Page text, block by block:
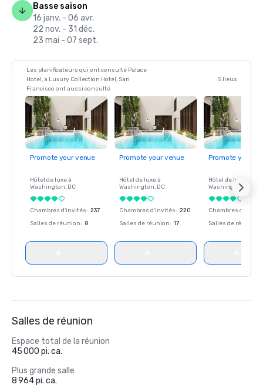
Basse saison
16 janv. - 06 avr.
22 nov. - 31 déc.
23 mai - 07 sept.
Les planificateurs qui ont consulté Palace
Hotel, a Luxury Collection Hotel, San
Francisco ont aussi consulté
5 lieux
Promote your venue
Hôtel de luxe à
Washington, DC
Chambres d'invités: 237
Salles de réunion: 8
Promote your venue
Hôtel de luxe à
Washington, DC
Chambres d'invités: 220
Salles de réunion: 17
Promote your
Hôtel de luxe à
Washington
Chambres
Salles de réunion
Salles de réunion
Espace total de la réunion
45 000 pi. ca.
Plus grande salle
8 964 pi. ca.